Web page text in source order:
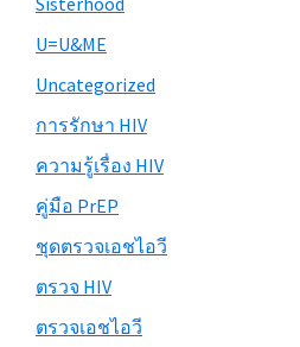
U=U&ME
Uncategorized
การรักษา HIV
ความรู้เรื่อง HIV
คู่มือ PrEP
ชุดตรวจเอชไอวี
ตรวจ HIV
ตรวจเอชไอวี